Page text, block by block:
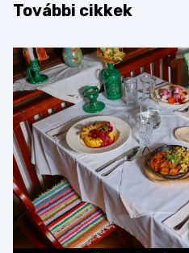
További cikkek